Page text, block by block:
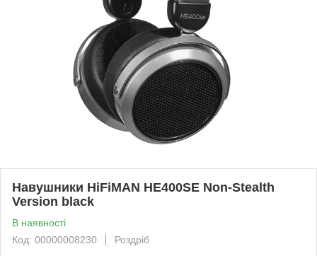
Навушники HiFiMAN HE400SE Non-Stealth
Version black
В наявності
Код: 00000008230
Роздріб